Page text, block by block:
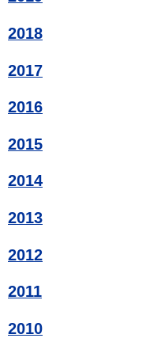
2018
2017
2016
2015
2014
2013
2012
2011
2010